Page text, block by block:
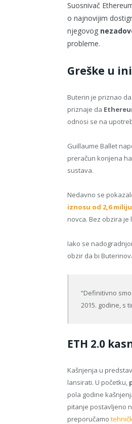
Suosnivač
o najnovijim
njegovog
probleme.
Greške u
Buterin je priznao
priznaje da
odnosi se na
Guillaume Ballet
preračun korijena
sustava.
Nedavno se
iznosu od 2,6
novca. Bez obzira
Iako se
obzir da bi
“Definitivno
2015. godine, s
ETH 2.0
Kašnjenja u
lansirati. U početku,
pola godine
pitanje postavljeno
preporučamo